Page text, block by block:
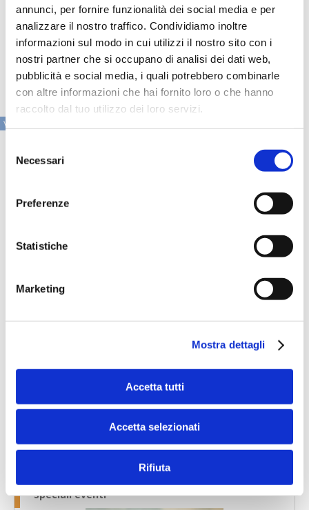
annunci, per fornire funzionalità dei social media e per
analizzare il nostro traffico. Condividiamo inoltre
informazioni sul modo in cui utilizzi il nostro sito con i
nostri partner che si occupano di analisi dei dati web,
pubblicità e social media, i quali potrebbero combinarle
con altre informazioni che hai fornito loro o che hanno
raccolto dal tuo utilizzo dei loro servizi.
delNecessari
Preferenze
Statistiche
Marketing
Mostra dettagli
Accetta tutti
Accetta selezionati
Rifiuta
perfettamente nel target del fondo, “continuamente alla
ricerca di società leader in settori con elevate prospettive
di crescita, forte management team e molteplici leve per
la creazione di valore”. Gilde, concludono, aiuterà TAS
nello sviluppo del business, sia per via organica che
attraverso acquisizioni”.
VAI ALLA SEZIONE IN PRIMO PIANO
Banche per l'inclusione
Speciali eventi